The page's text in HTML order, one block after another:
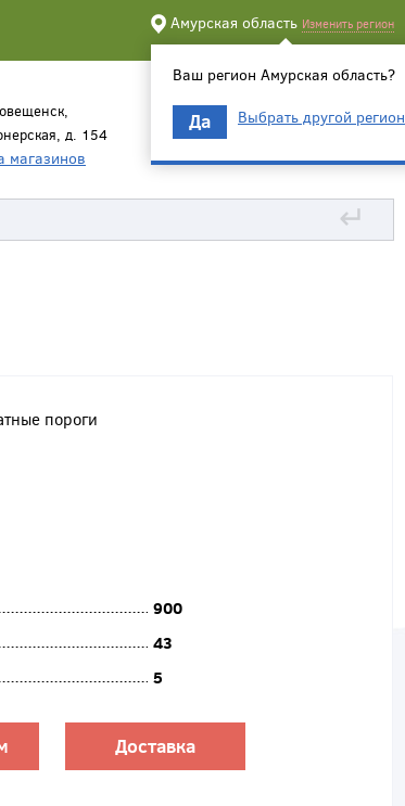
Амурская область Изменить регион
Ваш регион Амурская область?
Да Выбрать другой регион
д. 154
магазинов
↵
пороги
900
43
5
Доставка